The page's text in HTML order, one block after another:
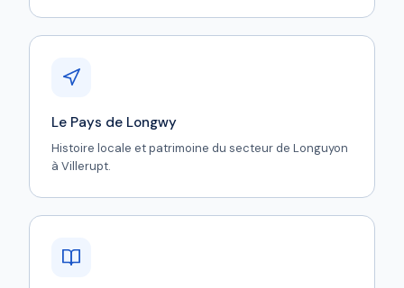
Le Pays de Longwy
Histoire locale et patrimoine du secteur de Longuyon
à Villerupt.